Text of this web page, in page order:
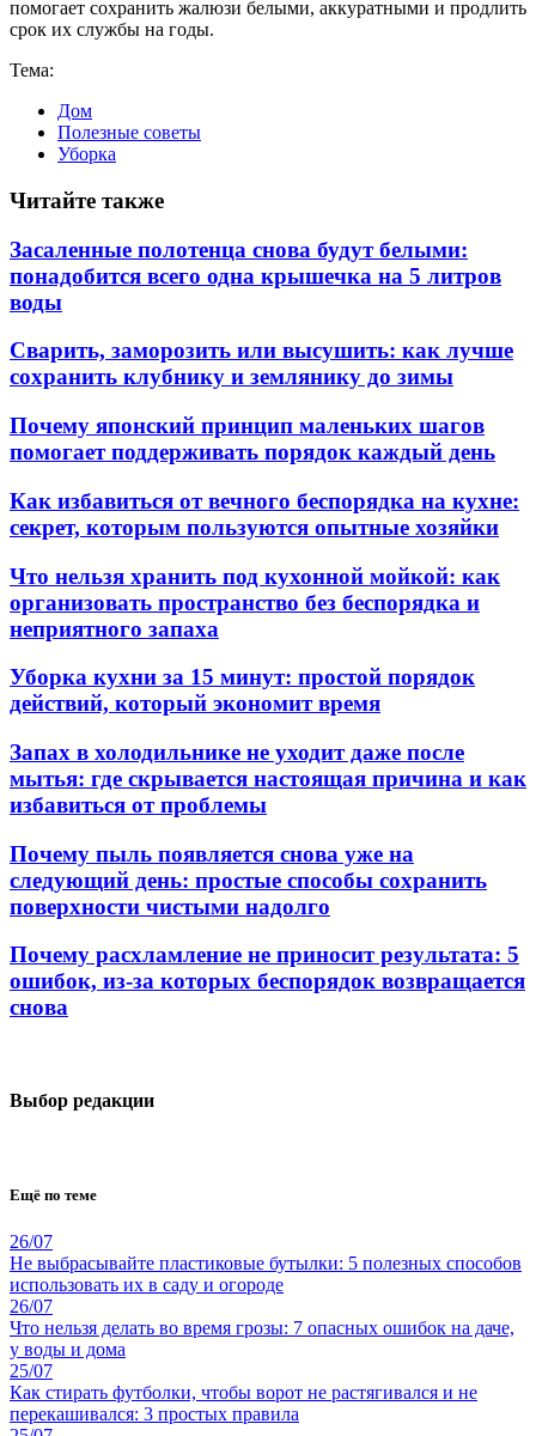
помогает сохранить жалюзи белыми, аккуратными и продлить
срок их службы на годы.
Тема:
Дом
Полезные советы
Уборка
Читайте также
Засаленные полотенца снова будут белыми:
понадобится всего одна крышечка на 5 литров
воды
Сварить, заморозить или высушить: как лучше
сохранить клубнику и землянику до зимы
Почему японский принцип маленьких шагов
помогает поддерживать порядок каждый день
Как избавиться от вечного беспорядка на кухне:
секрет, которым пользуются опытные хозяйки
Что нельзя хранить под кухонной мойкой: как
организовать пространство без беспорядка и
неприятного запаха
Уборка кухни за 15 минут: простой порядок
действий, который экономит время
Запах в холодильнике не уходит даже после
мытья: где скрывается настоящая причина и как
избавиться от проблемы
Почему пыль появляется снова уже на
следующий день: простые способы сохранить
поверхности чистыми надолго
Почему расхламление не приносит результата: 5
ошибок, из-за которых беспорядок возвращается
снова
Выбор редакции
Ещё по теме
26/07
Не выбрасывайте пластиковые бутылки: 5 полезных способов
использовать их в саду и огороде
26/07
Что нельзя делать во время грозы: 7 опасных ошибок на даче,
у воды и дома
25/07
Как стирать футболки, чтобы ворот не растягивался и не
перекашивался: 3 простых правила